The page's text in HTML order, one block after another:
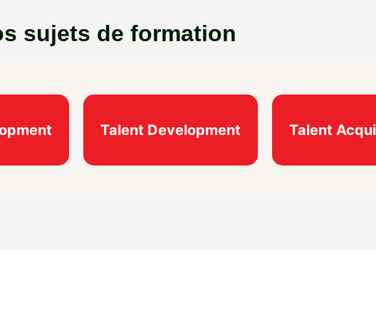
sujets de formation
Talent Development Talent